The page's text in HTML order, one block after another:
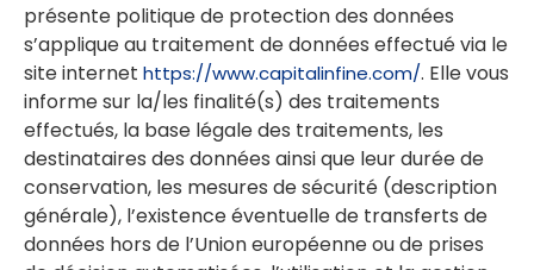
présente politique de protection des données
s’applique au traitement de données effectué via le
site internet https://www.capitalinfine.com/. Elle vous
informe sur la/les finalité(s) des traitements
effectués, la base légale des traitements, les
destinataires des données ainsi que leur durée de
conservation, les mesures de sécurité (description
générale), l’existence éventuelle de transferts de
données hors de l’Union européenne ou de prises